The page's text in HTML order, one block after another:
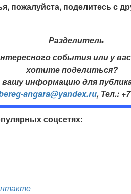
пожалуйста, поделитесь с
события или у
хотите поделиться?
информацию для
angara@yandex.ru, Тел.:
соцсетях: